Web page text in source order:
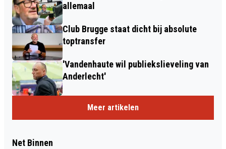
allemaal
Club Brugge staat dicht bij absolute
toptransfer
'Vandenhaute wil publiekslieveling van
Anderlecht'
Meer artikelen
Net Binnen